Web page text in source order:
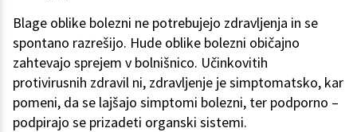
Blage oblike bolezni ne potrebujejo zdravljenja in se
spontano razrešijo. Hude oblike bolezni običajno
zahtevajo sprejem v bolnišnico. Učinkovitih
protivirusnih zdravil ni, zdravljenje je simptomatsko, kar
pomeni, da se lajšajo simptomi bolezni, ter podporno –
podpirajo se prizadeti organski sistemi.